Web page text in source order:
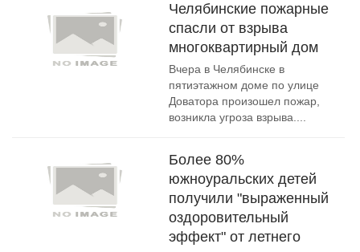
Челябинские пожарные
спасли от взрыва
многоквартирный дом
Вчера в Челябинске в
пятиэтажном доме по улице
Доватора произошел пожар,
возникла угроза взрыва....
Более 80%
южноуральских детей
получили "выраженный
оздоровительный
эффект" от летнего